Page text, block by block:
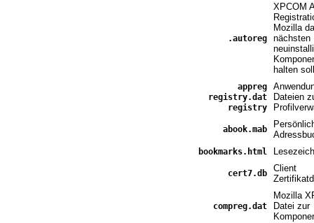
.autoreg
XPCOM
Mozilla
nächsten
halten
appreg
registry.dat
registry
Dateien
abook.mab
bookmarks.html
cert7.db
Client
compreg.dat
Mozilla
Datei zur